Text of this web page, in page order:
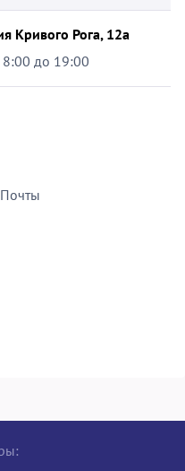
Кривого Рога, 12а
8:00 до 19:00